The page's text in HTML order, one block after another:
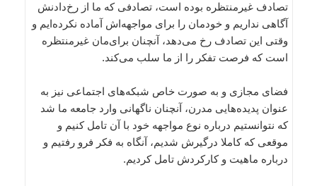
تصادف غیرمنتظره بوده است، تصادفی که ما از رخ‌دادنش
آگاهی نداریم و خودمان را برای مواجهه‌اش آماده نکرده‌ایم و
وقتی این تصادف رخ می‌دهد، آنچنان برای‌مان غیرمنتظره
است که فرصت تفکر را از ما سلب می‌کند.
فضای مجازی و به صورت خاص شبکه‌های اجتماعی نیز به
عنوان پدیده‌هایی مدرن، آنچنان ناگهانی وارد جامعه ما شد
که نتوانستیم درباره نوع مواجهه خود با آن تامل کنیم و
موقعی که کاملا درگیرش شدیم، آنگاه به فکر فرو رفتیم و
درباره ماهیت و کارکردش تامل کردیم.